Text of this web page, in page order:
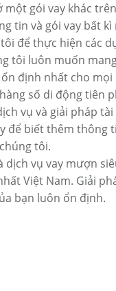
một gói vay khác
tin và gói vay bất
để thực hiện các
tôi luôn muốn
định nhất cho
số di động tiên
vụ và giải pháp
để biết thêm thông
tôi.
dịch vụ vay mượn
Việt Nam. Giải
bạn luôn ổn định.